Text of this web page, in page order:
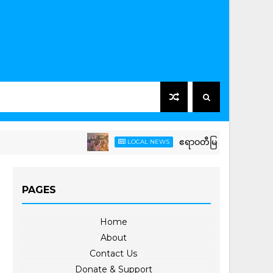
LOCAL NEWS ဧရာဝတီမြစ်ဆုံ-မြစ်ညာမြစ်ဝှမ်းရ
PAGES
Home
About
Contact Us
Donate & Support